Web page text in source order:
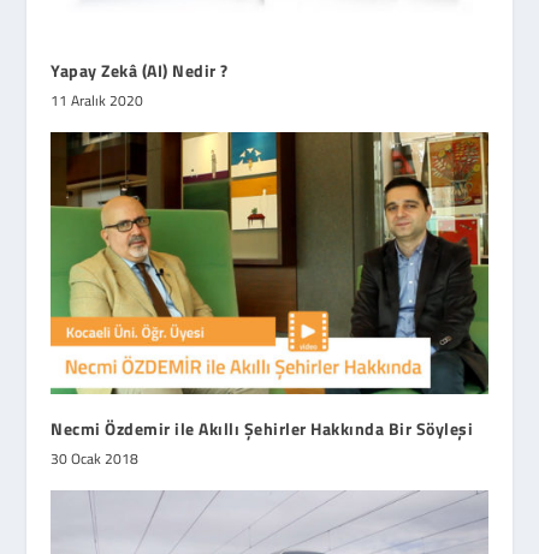
Yapay Zekâ (AI) Nedir ?
11 Aralık 2020
Necmi Özdemir ile Akıllı Şehirler Hakkında Bir Söyleşi
30 Ocak 2018